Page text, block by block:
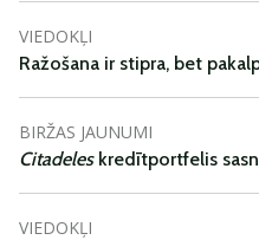
VIEDOKĻI
Ražošana ir stipra, bet
BIRŽAS JAUNUMI
Citadeleskredītportfelis
VIEDOKĻI